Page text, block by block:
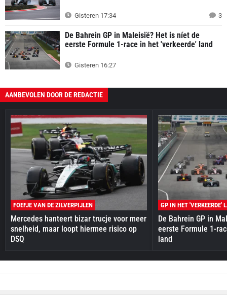
Gisteren 17:34 3
De Bahrein GP in Maleisië? Het is níet de
eerste Formule 1-race in het 'verkeerde' land
Gisteren 16:27
AANBEVOLEN DOOR DE REDACTIE
FOEFJE VAN DE ZILVERPIJLEN
Mercedes hanteert bizar trucje voor meer
snelheid, maar loopt hiermee risico op
DSQ
GP IN HET 'VERKEERDE'
De Bahrein GP in
eerste Formule 1-
land